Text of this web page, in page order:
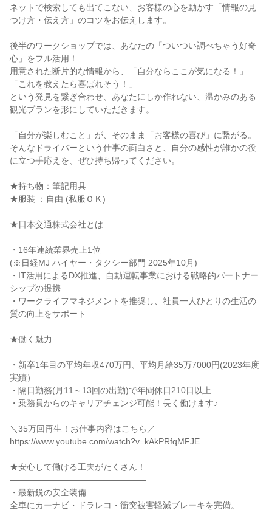
ネットで検索しても出てこない、お客様の心を動かす「情報の見
つけ方・伝え方」のコツをお伝えします。
後半のワークショップでは、あなたの「ついつい調べちゃう好奇
心」をフル活用！
用意された断片的な情報から、「自分ならここが気になる！」
「これを教えたら喜ばれそう！」
という発見を繋ぎ合わせ、あなたにしか作れない、温かみのある
観光プランを形にしていただきます。
「自分が楽しむこと」が、そのまま「お客様の喜び」に繋がる。
そんなドライバーという仕事の面白さと、自分の感性が誰かの役
に立つ手応えを、ぜひ持ち帰ってください。
★持ち物：筆記用具
★服装 ：自由 (私服ＯＫ)
★日本交通株式会社とは
―――――――――――
・16年連続業界売上1位
(※日経MJ ハイヤー・タクシー部門 2025年10月)
・IT活用によるDX推進、自動運転事業における戦略的パートナー
シップの提携
・ワークライフマネジメントを推奨し、社員一人ひとりの生活の
質の向上をサポート
★働く魅力
―――――
・新卒1年目の平均年収470万円、平均月給35万7000円(2023年度
実績）
・隔日勤務(月11～13回の出勤)で年間休日210日以上
・乗務員からのキャリアチェンジ可能！長く働けます♪
＼35万回再生！お仕事内容はこちら／
https://www.youtube.com/watch?v=kAkPRfqMFJE
★安心して働ける工夫がたくさん！
――――――――――――――――
・最新鋭の安全装備
全車にカーナビ・ドラレコ・衝突被害軽減ブレーキを完備。